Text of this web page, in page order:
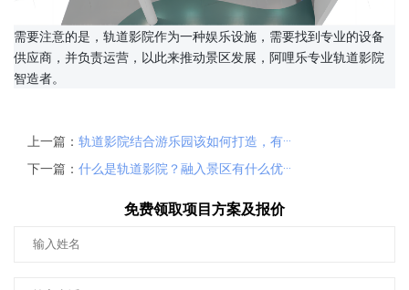
需要注意的是，轨道影院作为一种娱乐设施，需要找到专业的设备
供应商，并负责运营，以此来推动景区发展，阿哩乐专业轨道影院
智造者。
上一篇： 轨道影院结合游乐园该如何打造，有···
下一篇： 什么是轨道影院？融入景区有什么优···
免费领取项目方案及报价